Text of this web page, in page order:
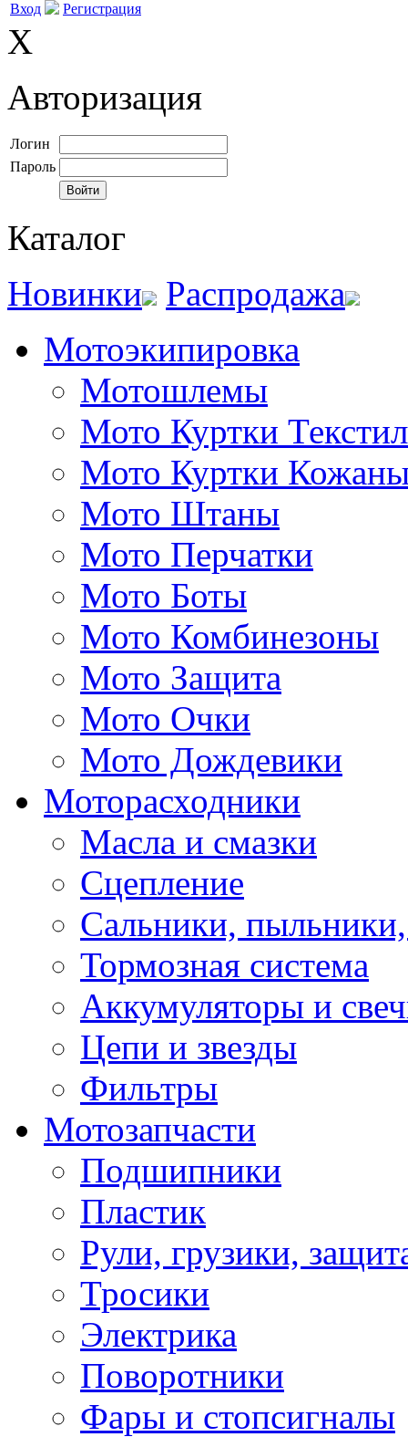
Вход Регистрация
X
Авторизация
Логин
Пароль
Каталог
Новинки
Распродажа
Мотоэкипировка
Мотошлемы
Мото Куртки
Мото Куртки
Мото Штаны
Мото Перчатки
Мото Боты
Мото Комбинезоны
Мото Защита
Мото Очки
Мото Дождевики
Моторасходники
Масла и смазки
Сцепление
Сальники,
Тормозная система
Аккумуляторы и
Цепи и звезды
Фильтры
Мотозапчасти
Подшипники
Пластик
Рули, грузики,
Тросики
Электрика
Поворотники
Фары и стопсигналы